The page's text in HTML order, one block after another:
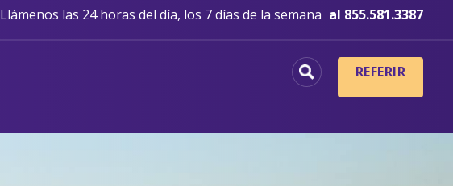
Llámenos las 24 horas del día, los 7 días de la semana al 855.581.3387
REFERIR